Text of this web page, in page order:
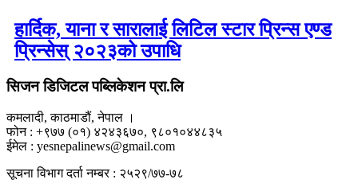
हार्दिक, याना र सारालाई लिटिल स्टार प्रिन्स एण्ड
प्रिन्सेस् २०२३को उपाधि
सिजन डिजिटल पब्लिकेशन प्रा.लि
कमलादी, काठमाडौं, नेपाल ।
फोन : +९७७ (०१) ४२४३६७०, ९८०१०४४८३५
ईमेल : yesnepalinews@gmail.com
सूचना विभाग दर्ता नम्बर : २५२९/७७-७८